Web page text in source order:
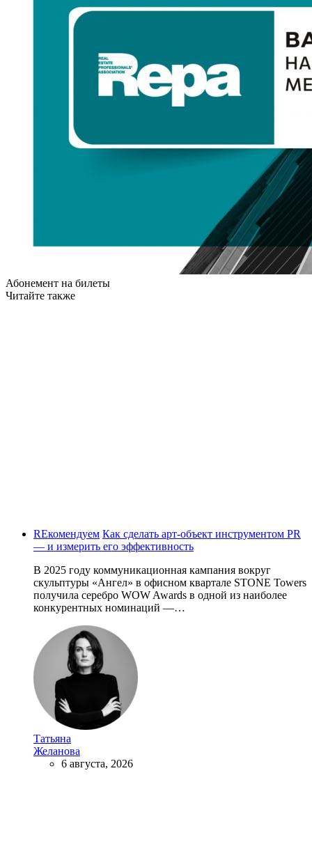
Абонемент на билеты
Читайте также
REкомендуем Как сделать арт-объект инструментом PR
— и измерить его эффективность
В 2025 году коммуникационная кампания вокруг
скульптуры «Ангел» в офисном квартале STONE Towers
получила серебро WOW Awards в одной из наиболее
конкурентных номинаций —…
Татьяна
Желанова
6 августа, 2026